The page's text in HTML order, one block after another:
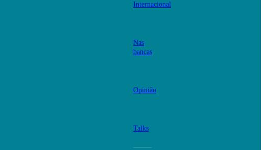
Internacional
Nas
bancas
Opinião
Talks